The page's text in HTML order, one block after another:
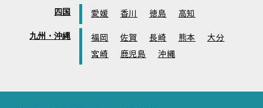
四国 愛媛 香川 徳島 高知
九州・沖縄 福岡 佐賀 長崎 熊本
大分
宮崎
鹿児島 沖縄